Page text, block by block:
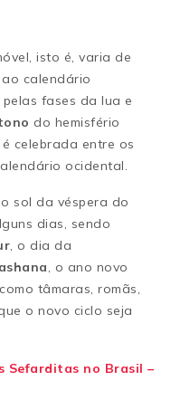
isto é, varia de
calendário
fases da lua e
do hemisfério
celebrada entre os
ocidental.
sol da véspera do
dias, sendo
, o dia da
, o ano novo
tâmaras, romãs,
o novo ciclo seja
Sefarditas no Brasil –